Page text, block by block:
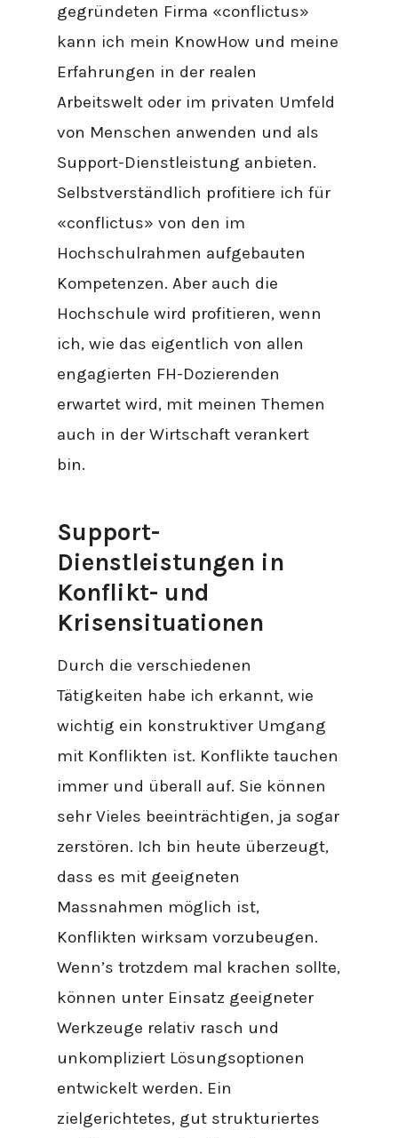
gegründeten Firma «conflictus»
kann ich mein KnowHow und meine
Erfahrungen in der realen
Arbeitswelt oder im privaten Umfeld
von Menschen anwenden und als
Support-Dienstleistung anbieten.
Selbstverständlich profitiere ich für
«conflictus» von den im
Hochschulrahmen aufgebauten
Kompetenzen. Aber auch die
Hochschule wird profitieren, wenn
ich, wie das eigentlich von allen
engagierten FH-Dozierenden
erwartet wird, mit meinen Themen
auch in der Wirtschaft verankert
bin.
Support-
Dienstleistungen in
Konflikt- und
Krisensituationen
Durch die verschiedenen
Tätigkeiten habe ich erkannt, wie
wichtig ein konstruktiver Umgang
mit Konflikten ist. Konflikte tauchen
immer und überall auf. Sie können
sehr Vieles beeinträchtigen, ja sogar
zerstören. Ich bin heute überzeugt,
dass es mit geeigneten
Massnahmen möglich ist,
Konflikten wirksam vorzubeugen.
Wenn’s trotzdem mal krachen sollte,
können unter Einsatz geeigneter
Werkzeuge relativ rasch und
unkompliziert Lösungsoptionen
entwickelt werden. Ein
zielgerichtetes, gut strukturiertes